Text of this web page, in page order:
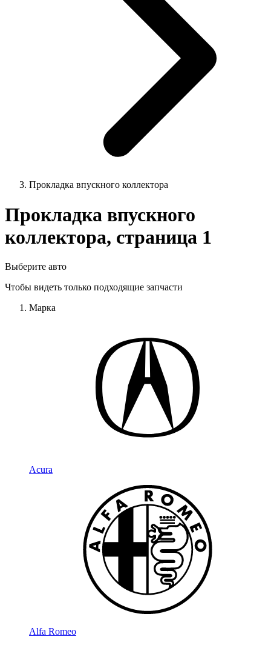
Прокладка впускного коллектора
Прокладка впускного
коллектора, страница 1
Выберите авто
Чтобы видеть только подходящие запчасти
Марка
Acura
Alfa Romeo